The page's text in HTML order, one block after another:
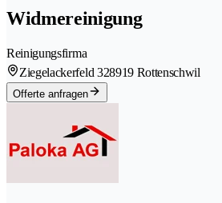
Widmereinigung
Reinigungsfirma
Ziegelackerfeld 328919 Rottenschwil
Offerte anfragen